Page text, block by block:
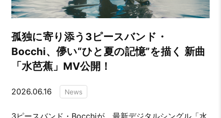
孤独に寄り添う3ピースバンド・
Bocchi、儚い“ひと夏の記憶”を描く 新曲
「水芭蕉」MV公開！
2026.06.16 News